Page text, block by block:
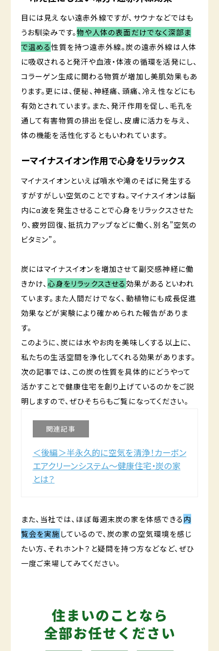
目には見えない遠赤外線ですが、サウナなどではも
うお馴染みです。物や人体の表面だけでなく深部ま
で温める性質を持つ遠赤外線。炭の遠赤外線は人体
に吸収されると発汗や血液・体液の循環を活発にし、
コラーゲン生成に関わる物質が増加し美肌効果もあ
ります。更には、便秘、神経痛、頭痛、冷え性などにも
有効とされています。また、発汗作用を促し、毛孔を
通して有害物質の排出を促し、皮膚に活力を与え、
体の機能を活性化するともいわれています。
ーマイナスイオン作用で心身をリラックス
マイナスイオンといえば噴水や滝のそばに発生する
すがすがしい空気のことですね。マイナスイオンは脳
内にα波を発生させることで心身をリラックスさせた
り、疲労回復、抵抗力アップなどに働く、別名”空気の
ビタミン”。
炭にはマイナスイオンを増加させて副交感神経に働
きかけ、心身をリラックスさせる効果があるといわれ
ています。また人間だけでなく、動植物にも成長促進
効果などが実験により確かめられた報告がありま
す。
このように、炭には水やお肉を美味しくする以上に、
私たちの生活空間を浄化してくれる効果があります。
次の記事では、この炭の性質を具体的にどうやって
活かすことで健康住宅を創り上げているのかをご説
明しますので、ぜひそちらもご覧になってください。
関連記事
＜後編＞半永久的に空気を清浄！カーボン
エアクリーンシステム～健康住宅・炭の家
とは？
また、当社では、ほぼ毎週末炭の家を体感できる内
覧会を実施しているので、炭の家の空気環境を感じ
たい方、それホント？と疑問を持つ方などなど、ぜひ
一度ご来場してみてください。